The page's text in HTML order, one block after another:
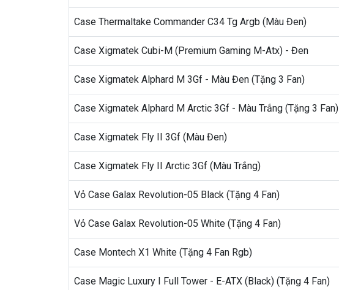
Case Thermaltake Commander C34 Tg Argb (Màu Đen)
Case Xigmatek Cubi-M (Premium Gaming M-Atx) - Đen
Case Xigmatek Alphard M 3Gf - Màu Đen (Tặng 3 Fan)
Case Xigmatek Alphard M Arctic 3Gf - Màu Trắng (Tặng 3 Fan)
Case Xigmatek Fly II 3Gf (Màu Đen)
Case Xigmatek Fly II Arctic 3Gf (Màu Trắng)
Vỏ Case Galax Revolution-05 Black (Tặng 4 Fan)
Vỏ Case Galax Revolution-05 White (Tặng 4 Fan)
Case Montech X1 White (Tặng 4 Fan Rgb)
Case Magic Luxury I Full Tower - E-ATX (Black) (Tặng 4 Fan)